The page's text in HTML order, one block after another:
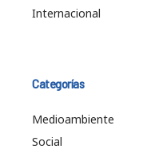
Internacional
Categorías
Medioambiente
Social